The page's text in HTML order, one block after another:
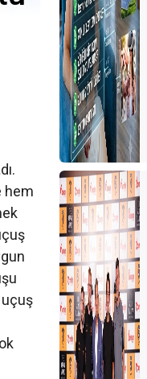
hem
uçuş